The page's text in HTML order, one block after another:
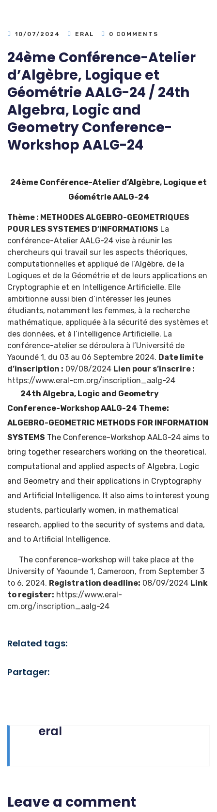
10/07/2024 ERAL 0 COMMENTS
24ème Conférence-Atelier
d’Algèbre, Logique et
Géométrie AALG-24 / 24th
Algebra, Logic and
Geometry Conference-
Workshop AALG-24
24ème Conférence-Atelier d’Algèbre, Logique et
Géométrie AALG-24
Thème : METHODES ALGEBRO-GEOMETRIQUES
POUR LES SYSTEMES D’INFORMATIONS La
conférence-Atelier AALG-24 vise à réunir les
chercheurs qui travail sur les aspects théoriques,
computationnelles et appliqué de l’Algèbre, de la
Logiques et de la Géométrie et de leurs applications en
Cryptographie et en Intelligence Artificielle. Elle
ambitionne aussi bien d’intéresser les jeunes
étudiants, notamment les femmes, à la recherche
mathématique, appliquée à la sécurité des systèmes et
des données, et à l’intelligence Artificielle. La
conférence-atelier se déroulera à l’Université de
Yaoundé 1, du 03 au 06 Septembre 2024. Date limite
d’inscription : 09/08/2024 Lien pour s’inscrire :
https://www.eral-cm.org/inscription_aalg-24
24th Algebra, Logic and Geometry
Conference-Workshop AALG-24 Theme:
ALGEBRO-GEOMETRIC METHODS FOR INFORMATION
SYSTEMS The Conference-Workshop AALG-24 aims to
bring together researchers working on the theoretical,
computational and applied aspects of Algebra, Logic
and Geometry and their applications in Cryptography
and Artificial Intelligence. It also aims to interest young
students, particularly women, in mathematical
research, applied to the security of systems and data,
and to Artificial Intelligence.
The conference-workshop will take place at the
University of Yaounde 1, Cameroon, from September 3
to 6, 2024. Registration deadline: 08/09/2024 Link
to register: https://www.eral-
cm.org/inscription_aalg-24
Related tags:
Partager:
eral
Leave a comment